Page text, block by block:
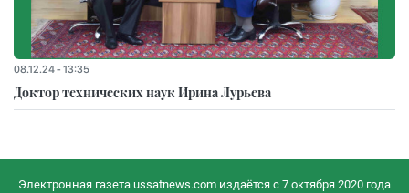
08.12.24 - 13:35
Доктор технических наук Ирина Лурьева
Электронная газета ussatnews.com издаётся с 7 октября 2020 года